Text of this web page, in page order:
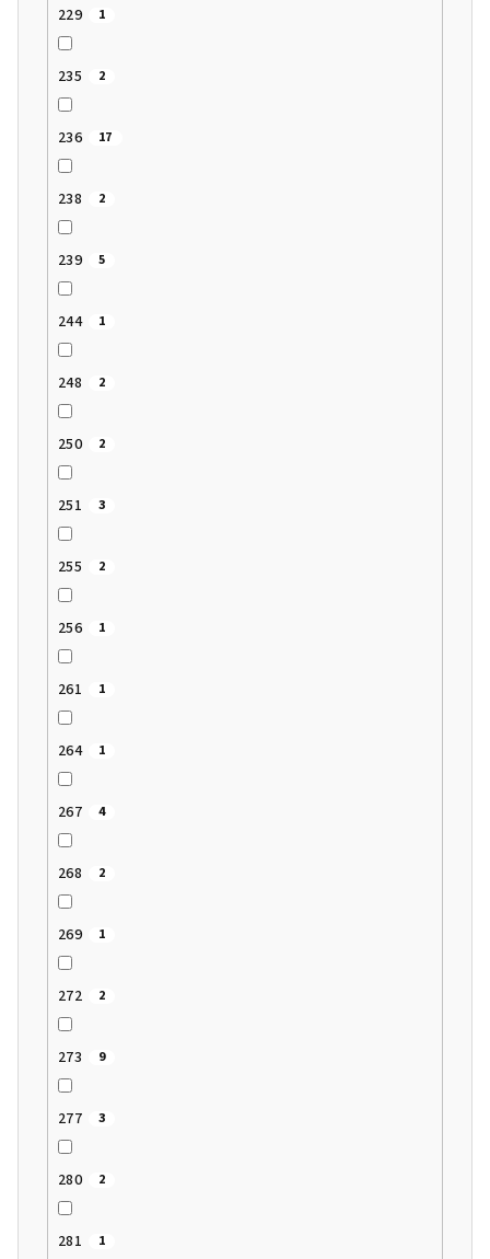
229 1
235 2
236 17
238 2
239 5
244 1
248 2
250 2
251 3
255 2
256 1
261 1
264 1
267 4
268 2
269 1
272 2
273 9
277 3
280 2
281 1